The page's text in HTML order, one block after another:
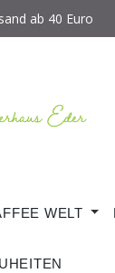
springen
ab 40 Euro
WELT